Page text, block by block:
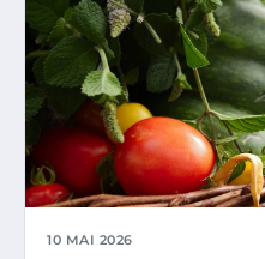
10 MAI 2026